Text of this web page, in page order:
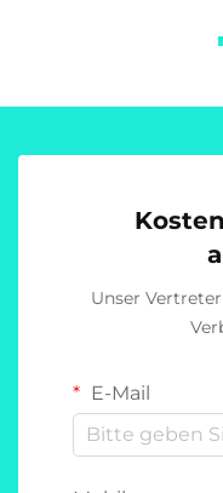
Unser
E-Mail